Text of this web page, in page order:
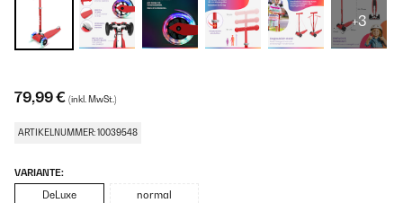
+3
79,99 € (inkl. MwSt.)
ARTIKELNUMMER: 10039548
VARIANTE:
DeLuxe normal